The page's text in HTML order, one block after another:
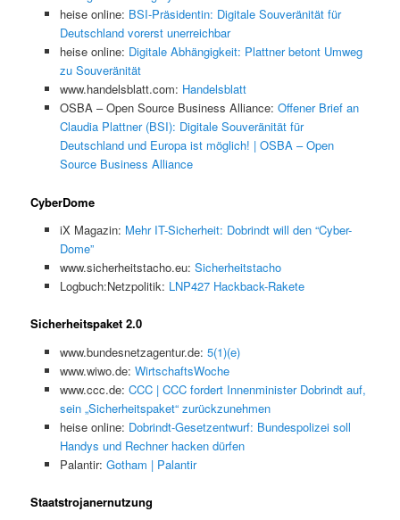
heise online: BSI-Präsidentin: Digitale Souveränität für
Deutschland vorerst unerreichbar
heise online: Digitale Abhängigkeit: Plattner betont Umweg
zu Souveränität
www.handelsblatt.com: Handelsblatt
OSBA – Open Source Business Alliance: Offener Brief an
Claudia Plattner (BSI): Digitale Souveränität für
Deutschland und Europa ist möglich! | OSBA – Open
Source Business Alliance
CyberDome
iX Magazin: Mehr IT-Sicherheit: Dobrindt will den “Cyber-
Dome”
www.sicherheitstacho.eu: Sicherheitstacho
Logbuch:Netzpolitik: LNP427 Hackback-Rakete
Sicherheitspaket 2.0
www.bundesnetzagentur.de: 5(1)(e)
www.wiwo.de: WirtschaftsWoche
www.ccc.de: CCC | CCC fordert Innenminister Dobrindt auf,
sein „Sicherheitspaket“ zurückzunehmen
heise online: Dobrindt-Gesetzentwurf: Bundespolizei soll
Handys und Rechner hacken dürfen
Palantir: Gotham | Palantir
Staatstrojanernutzung